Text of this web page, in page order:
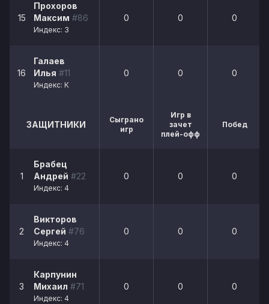
15
Прохоров
Максим #86
Индекс: 3
0 0 0
16
Галаев
Илья #11
Индекс: К
0 0 0
ЗАЩИТНИКИ
Сыграно
игр
Игр в
зачет
плей-офф
Побед
1
Брабец
Андрей #22
Индекс: 4
0 0 0
2
Викторов
Сергей #76
Индекс: 4
0 0 0
3
Карпунин
Михаил #71
Индекс: 4
0 0 0